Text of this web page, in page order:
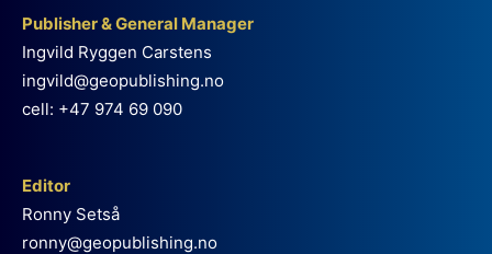
Publisher & General Manager
Ingvild Ryggen Carstens
ingvild@geopublishing.no
cell: +47 974 69 090
Editor
Ronny Setså
ronny@geopublishing.no